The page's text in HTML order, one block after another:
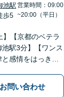
池駅
歩5
営業時間：09:00
~20:00（平日）
】【京都のベテラ
駅3分】【ワンス
感情をはっきり
因の借金、不動
応【女性弁護士
問い合わせ